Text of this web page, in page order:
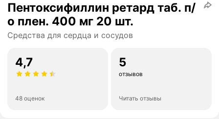
Пентоксифиллин ретард таб. п/
о плен. 400 мг 20 шт.
Средства для сердца и сосудов
4,7
48 оценок
5
отзывов
Читать отзывы